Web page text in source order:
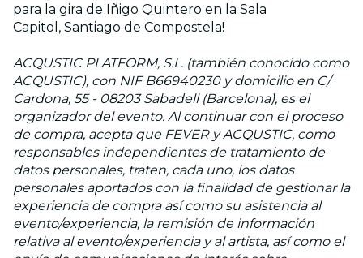
para la gira de Iñigo Quintero en la Sala
Capitol, Santiago de Compostela!
ACQUSTIC PLATFORM, S.L. (también conocido como
ACQUSTIC), con NIF B66940230 y domicilio en C/
Cardona, 55 - 08203 Sabadell (Barcelona), es el
organizador del evento. Al continuar con el proceso
de compra, acepta que FEVER y ACQUSTIC, como
responsables independientes de tratamiento de
datos personales, traten, cada uno, los datos
personales aportados con la finalidad de gestionar la
experiencia de compra así como su asistencia al
evento/experiencia, la remisión de información
relativa al evento/experiencia y al artista, así como el